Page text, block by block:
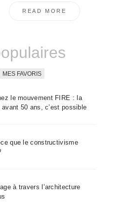
READ MORE
MES FAVORIS
le mouvement FIRE : la
avant 50 ans, c’est possible
ce que le constructivisme
à travers l’architecture